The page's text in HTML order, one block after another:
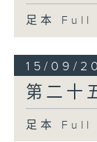
足本
15/09/
第二十
足本